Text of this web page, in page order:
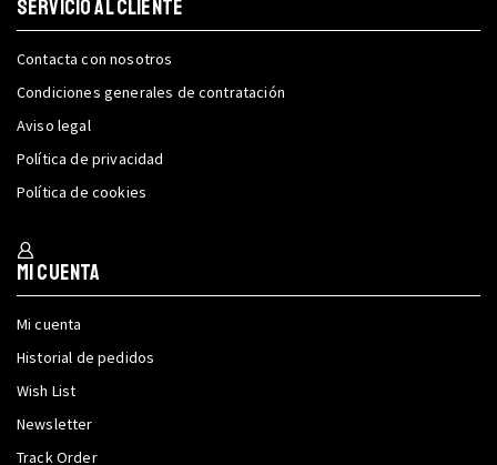
SERVICIO AL CLIENTE
Contacta con nosotros
Condiciones generales de contratación
Aviso legal
Política de privacidad
Política de cookies
Mi cuenta
Mi cuenta
Historial de pedidos
Wish List
Newsletter
Track Order